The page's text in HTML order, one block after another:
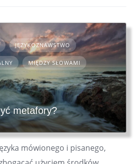
JĘZYKOZNAWSTWO
MIĘDZY SŁOWAMI
metafory?
mówionego i pisanego,